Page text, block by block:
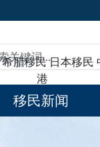
希腊移民日本移民
港
移民新闻